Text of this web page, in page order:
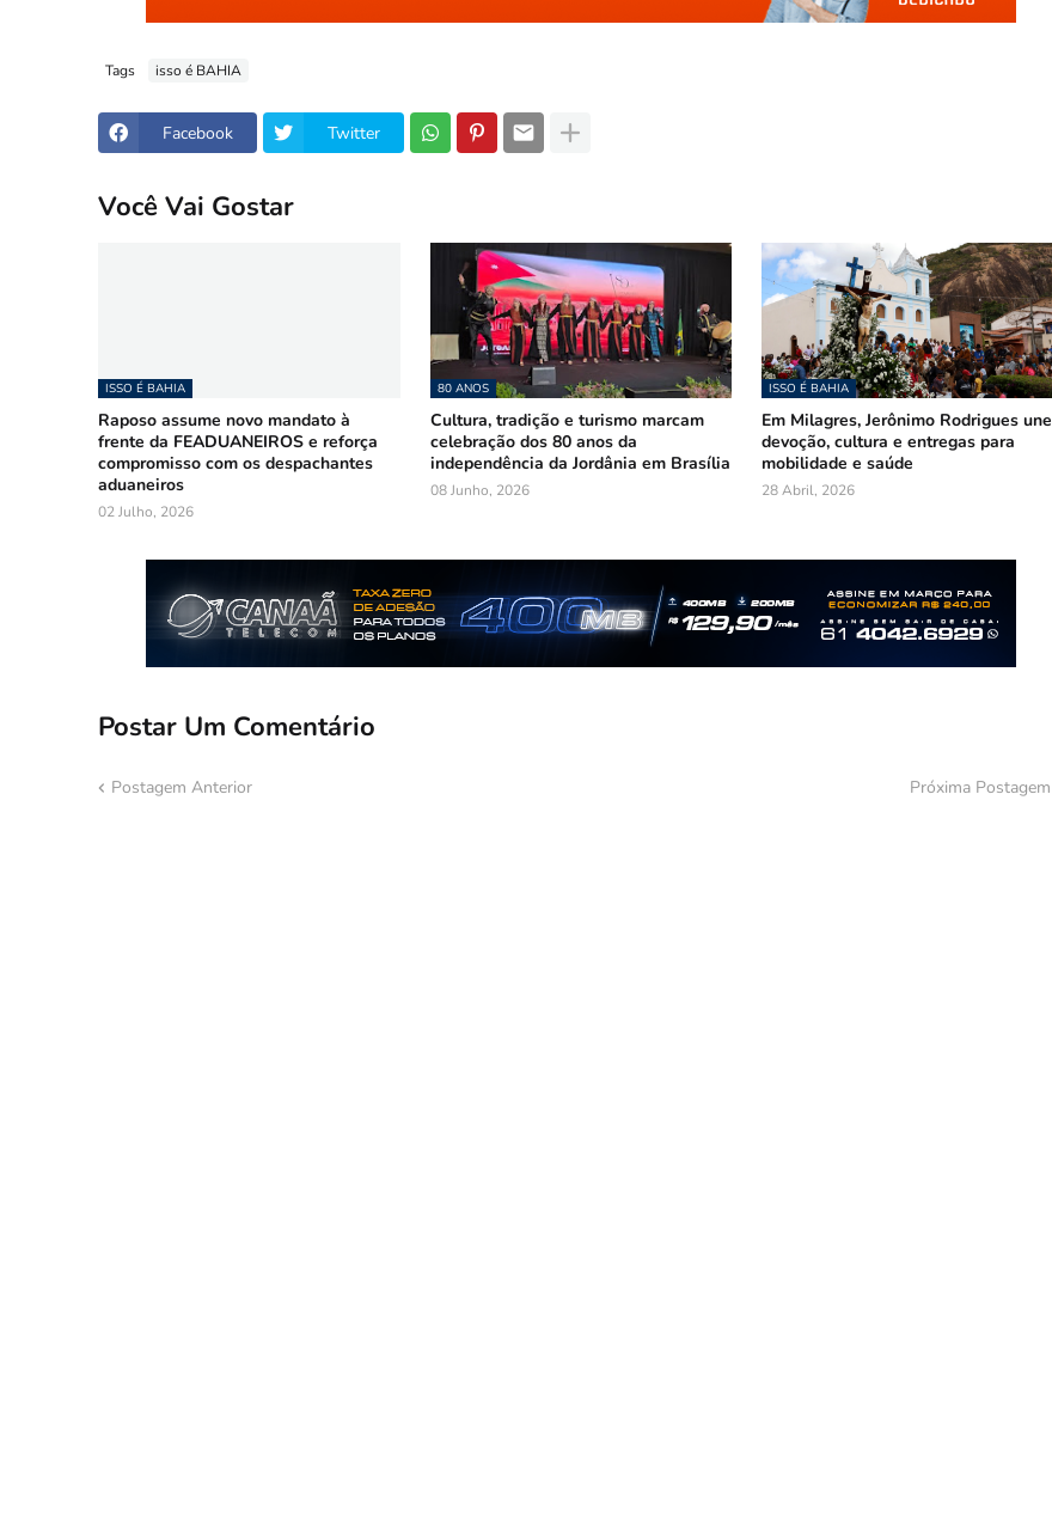
Tags isso é BAHIA
Facebook Twitter
Você Vai Gostar
ISSO É BAHIA
Raposo assume novo mandato à
frente da FEADUANEIROS e reforça
compromisso com os despachantes
aduaneiros
02 Julho, 2026
80 ANOS
Cultura, tradição e turismo marcam
celebração dos 80 anos da
independência da Jordânia em Brasília
08 Junho, 2026
ISSO É BAHIA
Em Milagres, Jerônimo Rodrigues une
devoção, cultura e entregas para
mobilidade e saúde
28 Abril, 2026
Postar Um Comentário
Postagem Anterior Próxima Postagem